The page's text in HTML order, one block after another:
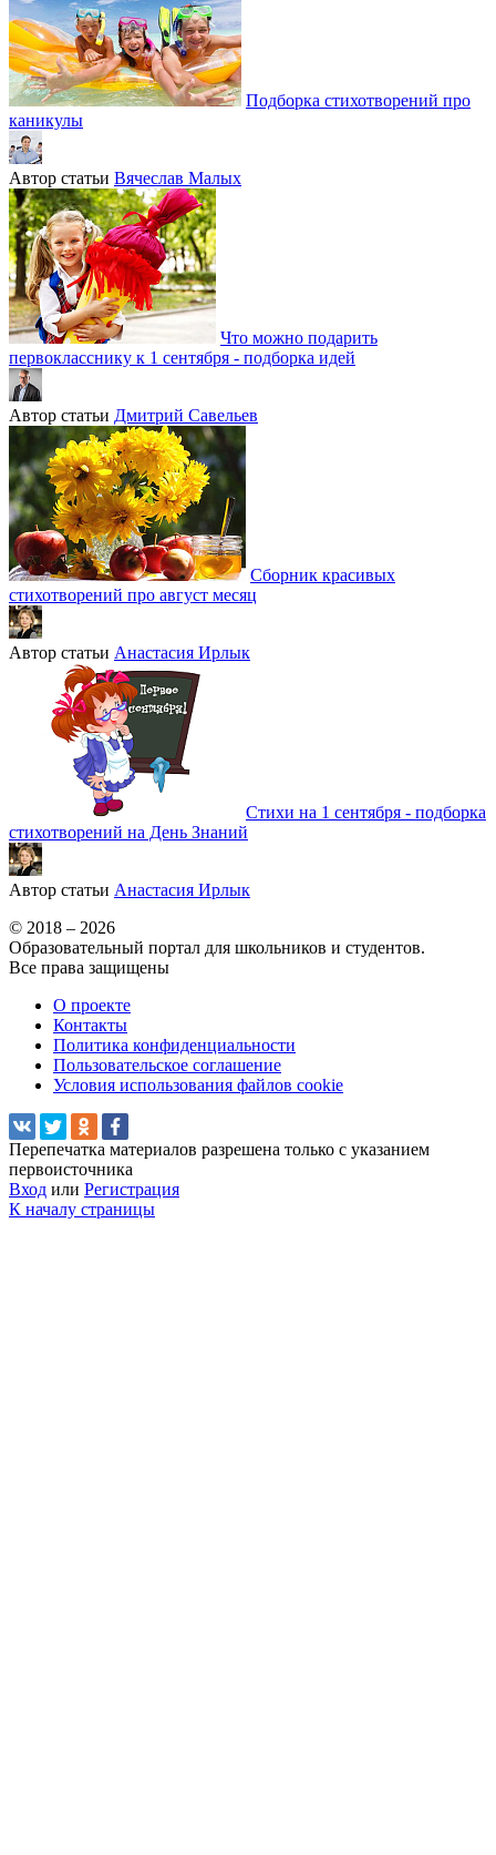
Подборка стихотворений про
каникулы
Автор статьи Вячеслав Малых
Что можно подарить
первокласснику к 1 сентября - подборка идей
Автор статьи Дмитрий Савельев
Сборник красивых
стихотворений про август месяц
Автор статьи Анастасия Ирлык
Стихи на 1 сентября - подборка
стихотворений на День Знаний
Автор статьи Анастасия Ирлык
© 2018 – 2026
Образовательный портал для школьников и студентов.
Все права защищены
О проекте
Контакты
Политика конфиденциальности
Пользовательское соглашение
Условия использования файлов cookie
Перепечатка материалов разрешена только с указанием
первоисточника
Вход или Регистрация
К началу страницы